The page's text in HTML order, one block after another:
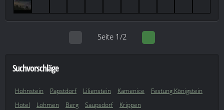
Seite 1/2
Suchvorschläge
Hohnstein Papstdorf Lilienstein Kamenice
Festung Königstein
Hotel
Lohmen Berg Saupsdorf Krippen